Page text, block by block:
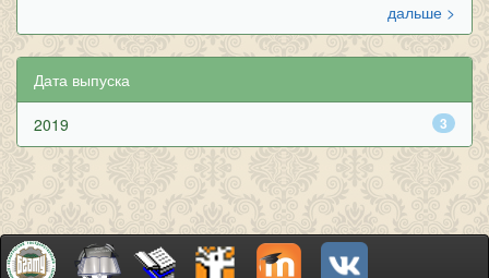
дальше >
Дата выпуска
3
2019